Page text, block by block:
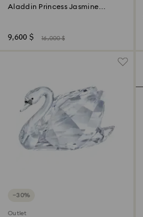
Aladdin Princess Jasmine
9,600 $ 16,000 $
−30%
Outlet